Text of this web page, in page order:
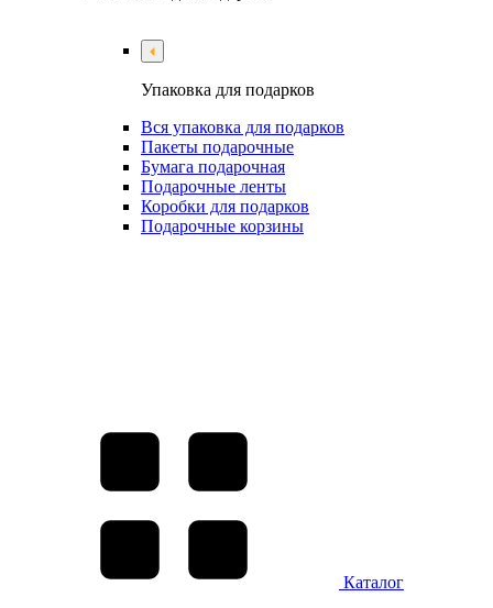
Упаковка для подарков
Вся упаковка для подарков
Пакеты подарочные
Бумага подарочная
Подарочные ленты
Коробки для подарков
Подарочные корзины
Каталог